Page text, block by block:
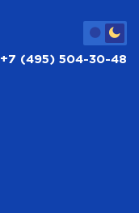
+7 (495) 504-30-48